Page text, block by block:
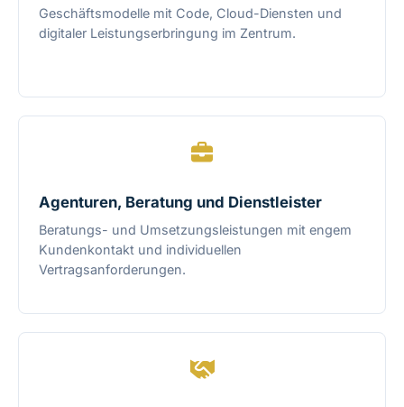
Geschäftsmodelle mit Code, Cloud-Diensten und
digitaler Leistungserbringung im Zentrum.
Agenturen, Beratung und Dienstleister
Beratungs- und Umsetzungsleistungen mit engem
Kundenkontakt und individuellen
Vertragsanforderungen.